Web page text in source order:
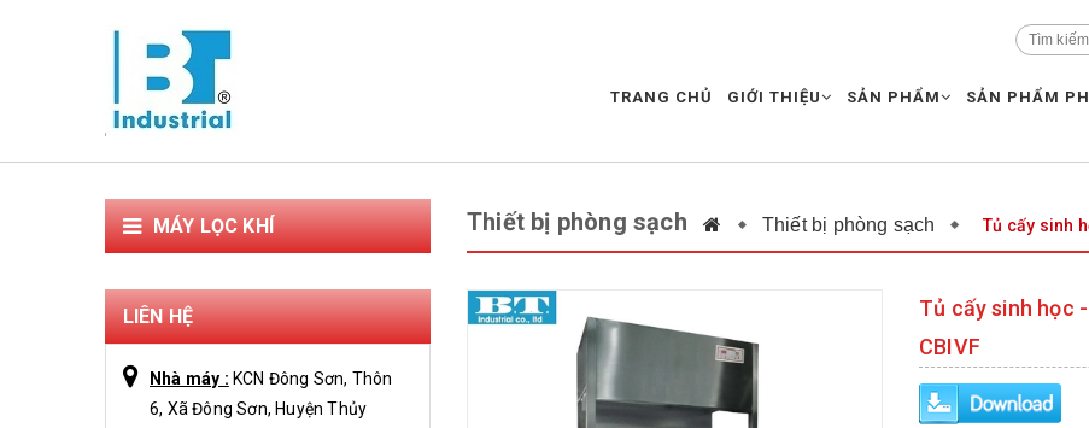
TRANG CHỦ GIỚI THIỆU SẢN PHẨM SẢN PHẨM
MÁY LỌC KHÍ
LIÊN HỆ
Nhà máy : KCN Đông Sơn, Thôn
6, Xã Đông Sơn, Huyện Thủy
Thiết bị phòng sạch Thiết bị phòng sạch Tủ cấy sinh
Tủ cấy sinh học
CBIVF